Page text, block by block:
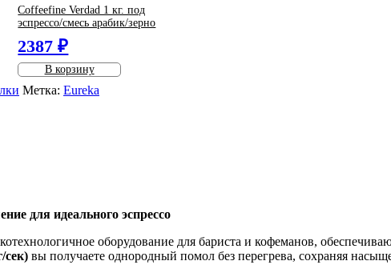
Coffeefine Verdad 1 кг. под
эспрессо/смесь арабик/зерно
2387 ₽
В корзину
Метка: Eureka
для идеального эспрессо
оборудование для бариста и кофеманов,
сек) вы получаете однородный помол без перегрева, сохраняя